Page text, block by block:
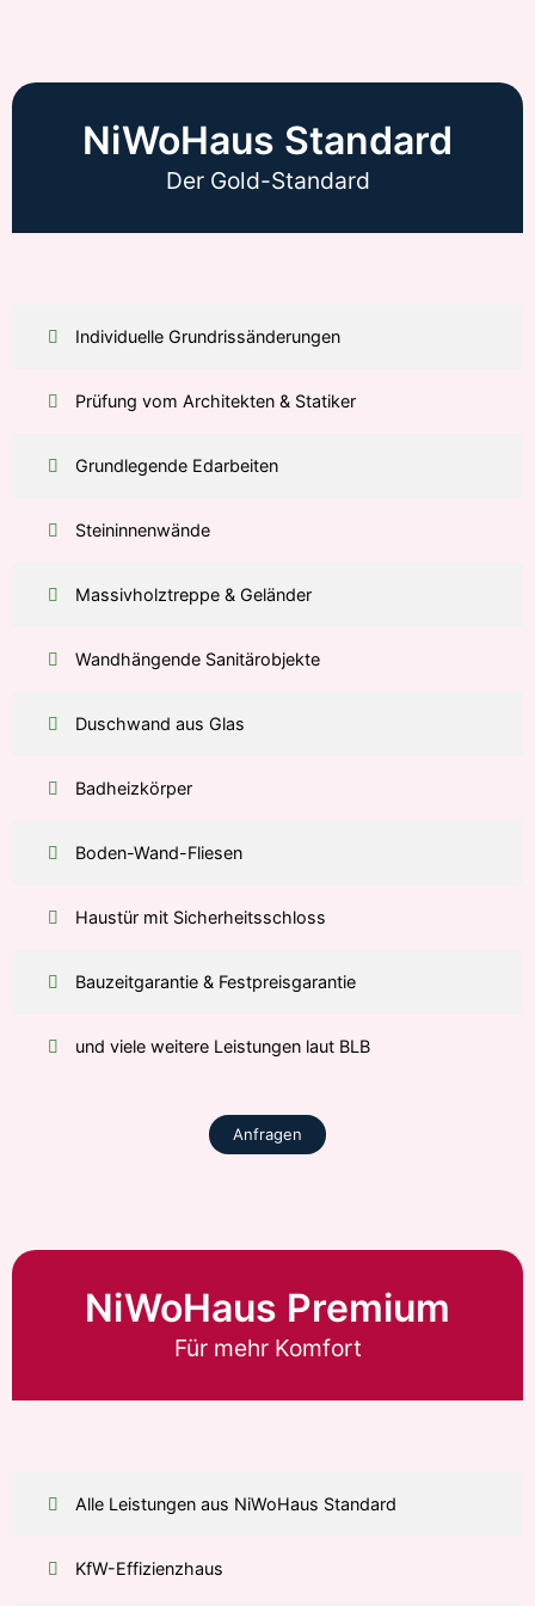
NiWoHaus Standard
Der Gold-Standard
Individuelle Grundrissänderungen
Prüfung vom Architekten & Statiker
Grundlegende Edarbeiten
Steininnenwände
Massivholztreppe & Geländer
Wandhängende Sanitärobjekte
Duschwand aus Glas
Badheizkörper
Boden-Wand-Fliesen
Haustür mit Sicherheitsschloss
Bauzeitgarantie & Festpreisgarantie
und viele weitere Leistungen laut BLB
Anfragen
NiWoHaus Premium
Für mehr Komfort
Alle Leistungen aus NiWoHaus Standard
KfW-Effizienzhaus